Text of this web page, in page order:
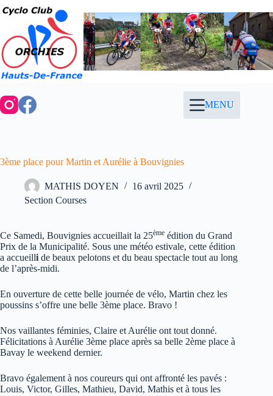
Passer
au
contenu
MENU
3ème place pour Martin et Aurélie à Bouvignies
MATHIS DOYEN
16 avril 2025
Section Courses
Ce Samedi, Bouvignies accueillait la 25ème édition du Grand
Prix de la Municipalité. Sous une météo estivale, cette édition
a accueilli de beaux pelotons et du beau spectacle tout au long
de l’après-midi.
En ouverture de cette belle journée de vélo, Martin chez les
poussins s’offre une belle 3ème place. Bravo !
Nos vaillantes féminies, Claire et Aurélie ont tout donné.
Félicitations à Aurélie 3ème place après sa belle 2ème place à
Bavay le weekend dernier.
Bravo également à nos coureurs qui ont affronté les pavés :
Louis, Victor, Gilles, Mathieu, David, Mathis et à tous les